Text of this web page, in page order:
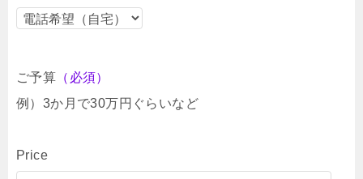
ご予算 （必須）
例）3か月で30万円ぐらいなど
Price